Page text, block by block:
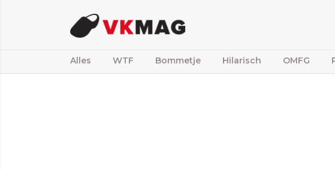
Alles WTF Bommetje Hilarisch OMFG